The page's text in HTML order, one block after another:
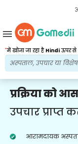
*में खोजा जा रहा है Hindiऊपर से
menu
प्रक्रिया को
उपचार प्राप्त
आरामदायक